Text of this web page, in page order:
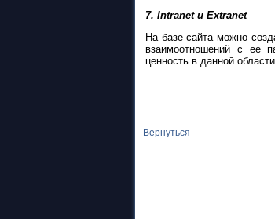
7. Intranet и Extranet
На базе сайта можно
взаимоотношений с ее
ценность в данной
Вернуться